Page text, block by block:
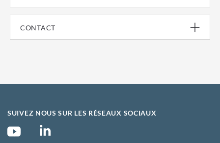
CONTACT
SUIVEZ NOUS SUR LES RÉSEAUX SOCIAUX